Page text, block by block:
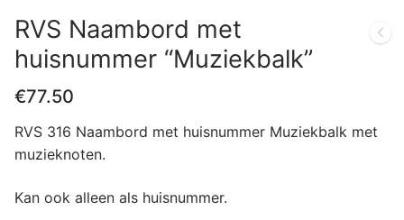
RVS Naambord met
huisnummer “Muziekbalk”
€77.50
RVS 316 Naambord met huisnummer Muziekbalk met
muzieknoten.
Kan ook alleen als huisnummer.